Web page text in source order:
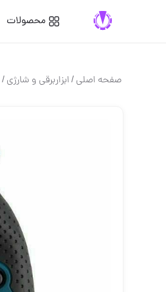
محصولات
صفحه اصلی/ابزاربرقی و شارژی/